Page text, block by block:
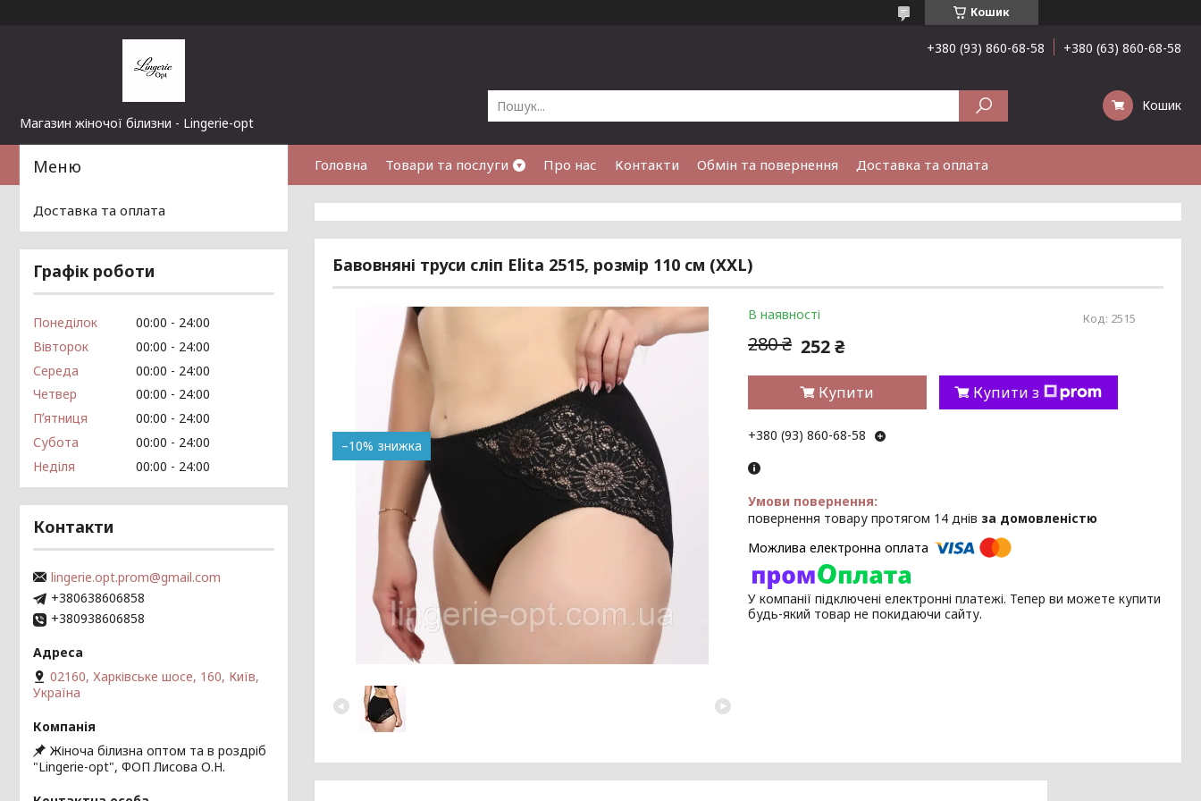
Кошик
Магазин жіночої білизни - Lingerie-opt
+380 (93) 860-68-58 +380 (63) 860-68-58
Кошик
Головна Товари та послуги Про нас Контакти Обмін та повернення Доставка та оплата
Бавовняні труси сліп Elita 2515, розмір 110 см (XXL)
–10%
В наявності Код: 2515
280 ₴ 252 ₴
Купити Купити з
+380 (93) 860-68-58
повернення товару протягом 14 днів за домовленістю
У компанії підключені електронні платежі. Тепер ви можете купити
будь-який товар не покидаючи сайту.
Доставка та оплата
Графік роботи
Понеділок 00:00
24:00
Вівторок
00:00
24:00
Середа
00:00
24:00
Четвер
00:00
24:00
Пʼятниця
00:00
24:00
Субота
00:00
24:00
Неділя
00:00 24:00
Контакти
lingerie.opt.prom@gmail.com
+380638606858
+380938606858
02160, Харківське шосе, 160, Київ,
Україна
Жіноча білизна оптом та в роздріб
"Lingerie-opt", ФОП Лисова О.Н.